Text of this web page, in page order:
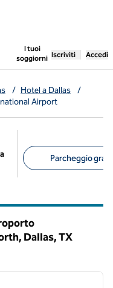
I tuoi
soggiorni
, apre una
Iscriviti Accedi
/ Hotel a Dallas
/
Airport
Parcheggio
Dallas,TX